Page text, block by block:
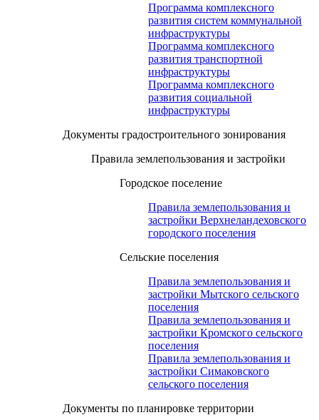
Программа комплексного
развития систем коммунальной
инфраструктуры
Программа комплексного
развития транспортной
инфраструктуры
Программа комплексного
развития социальной
инфраструктуры
Документы градостроительного зонирования
Правила землепользования и застройки
Городское поселение
Правила землепользования и
застройки Верхнеландеховского
городского поселения
Сельские поселения
Правила землепользования и
застройки Мытского сельского
поселения
Правила землепользования и
застройки Кромского сельского
поселения
Правила землепользования и
застройки Симаковского
сельского поселения
Документы по планировке территории